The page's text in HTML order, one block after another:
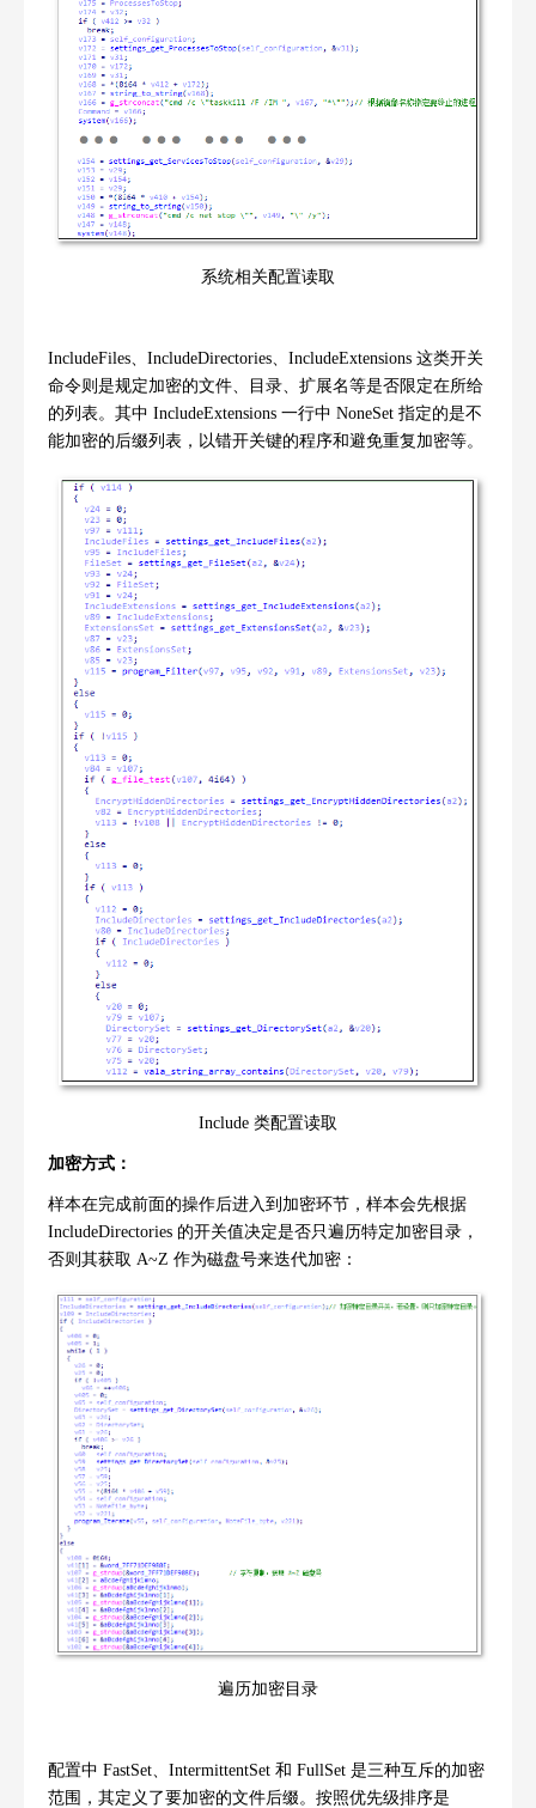
系统相关配置读取
IncludeFiles、 IncludeDirectories、 IncludeExtensions 这类开关
命令则是规定加密的文件、目录、扩展名等是否限定在所给
的列表。其中 IncludeExtensions 一行中 NoneSet 指定的是不
能加密的后缀列表，以错开关键的程序和避免重复加密等。
Include 类配置读取
加密方式：
样本在完成前面的操作后进入到加密环节，样本会先根据
IncludeDirectories 的开关值决定是否只遍历特定加密目录，
否则其获取 A~Z 作为磁盘号来迭代加密：
遍历加密目录
配置中 FastSet IntermittentSet 和 FullSet 是三种互斥的加密
范围，其定义了要加密的文件后缀。按照优先级排序是